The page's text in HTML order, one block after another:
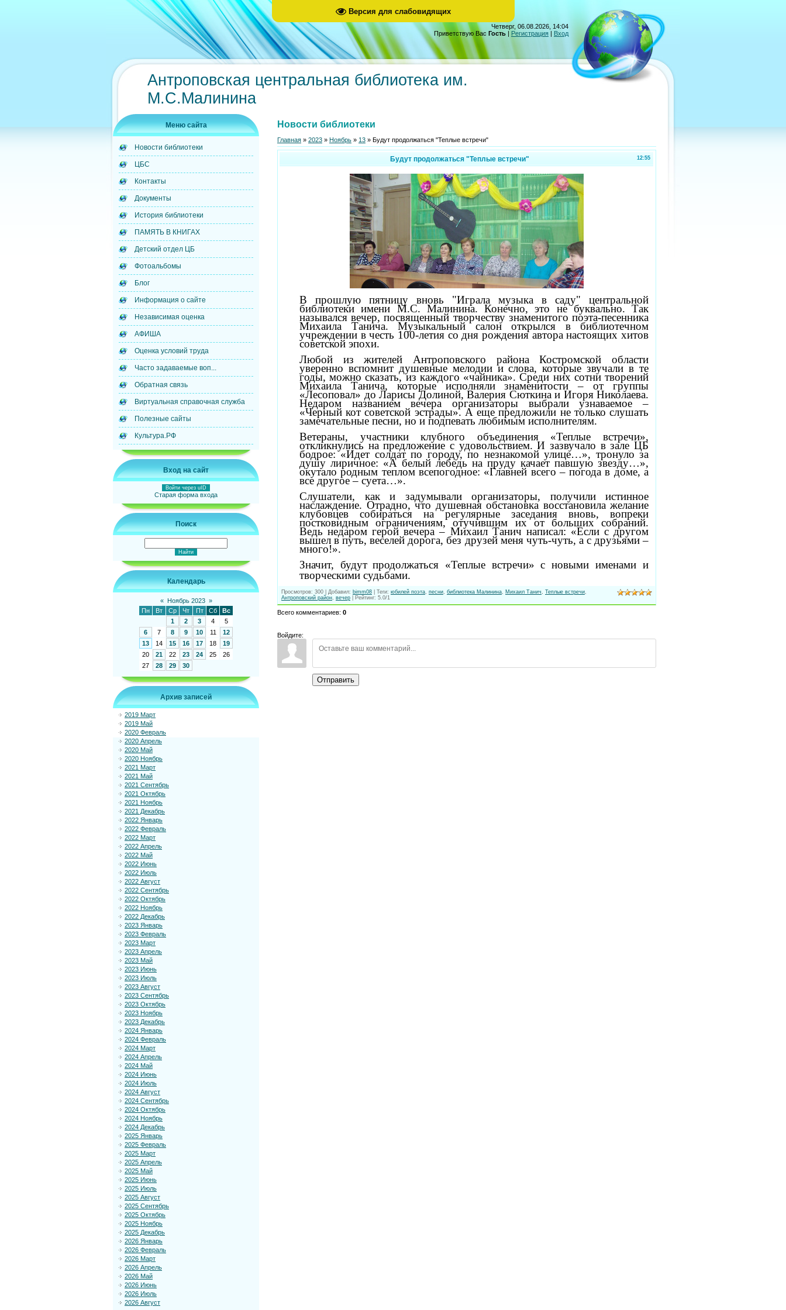
Версия для слабовидящих
Четверг, 06.08.2026, 14:04
Приветствую Вас Гость | Регистрация | Вход
Антроповская центральная библиотека им.
М.С.Малинина
Меню сайта
Новости библиотеки
ЦБС
Контакты
Документы
История библиотеки
ПАМЯТЬ В КНИГАХ
Детский отдел ЦБ
Фотоальбомы
Блог
Информация о сайте
Независимая оценка
АФИША
Оценка условий труда
Часто задаваемые воп...
Обратная связь
Виртуальная справочная служба
Полезные сайты
Культура.РФ
Вход на сайт
Войти через uID
Старая форма входа
Поиск
Календарь
« Ноябрь 2023 »
Пн
Вт Ср Чт Пт Сб
Вс
1
2 3 4
5
6
7 8 9 10 11
12
13
14 15 16 17 18
19
20
21 22 23 24 25
26
27
28 29 30
Архив записей
2019 Март
2019 Май
2020 Февраль
2020 Апрель
2020 Май
2020 Ноябрь
2021 Март
2021 Май
2021 Сентябрь
2021 Октябрь
2021 Ноябрь
2021 Декабрь
2022 Январь
2022 Февраль
2022 Март
2022 Апрель
2022 Май
2022 Июнь
2022 Июль
2022 Август
2022 Сентябрь
2022 Октябрь
2022 Ноябрь
2022 Декабрь
2023 Январь
2023 Февраль
2023 Март
2023 Апрель
2023 Май
2023 Июнь
2023 Июль
2023 Август
2023 Сентябрь
2023 Октябрь
2023 Ноябрь
2023 Декабрь
2024 Январь
2024 Февраль
2024 Март
2024 Апрель
2024 Май
2024 Июнь
2024 Июль
2024 Август
2024 Сентябрь
2024 Октябрь
2024 Ноябрь
2024 Декабрь
2025 Январь
2025 Февраль
2025 Март
2025 Апрель
2025 Май
2025 Июнь
2025 Июль
2025 Август
2025 Сентябрь
2025 Октябрь
2025 Ноябрь
2025 Декабрь
2026 Январь
2026 Февраль
2026 Март
2026 Апрель
2026 Май
2026 Июнь
2026 Июль
2026 Август
Новости библиотеки
Главная » 2023 » Ноябрь » 13 » Будут продолжаться "Теплые встречи"
12:55
Будут продолжаться "Теплые встречи"
В прошлую пятницу вновь "Играла музыка в саду" центральной
библиотеки имени М.С. Малинина. Конечно, это не буквально. Так
назывался вечер, посвященный творчеству знаменитого поэта-песенника
Михаила Танича. Музыкальный салон открылся в библиотечном
учреждении в честь 100-летия со дня рождения автора настоящих хитов
советской эпохи.
Любой из жителей Антроповского района Костромской области
уверенно вспомнит душевные мелодии и слова, которые звучали в те
годы, можно сказать, из каждого «чайника». Среди них сотни творений
Михаила Танича, которые исполняли знаменитости – от группы
«Лесоповал» до Ларисы Долиной, Валерия Сюткина и Игоря Николаева.
Недаром названием вечера организаторы выбрали узнаваемое –
«Черный кот советской эстрады». А еще предложили не только слушать
замечательные песни, но и подпевать любимым исполнителям.
Ветераны, участники клубного объединения «Теплые встречи»,
откликнулись на предложение с удовольствием. И зазвучало в зале ЦБ
бодрое: «Идет солдат по городу, по незнакомой улице…», тронуло за
душу лиричное: «А белый лебедь на пруду качает павшую звезду…»,
окутало родным теплом всепогодное: «Главней всего – погода в доме, а
все другое – суета…».
Слушатели, как и задумывали организаторы, получили истинное
наслаждение. Отрадно, что душевная обстановка восстановила желание
клубовцев собираться на регулярные заседания вновь, вопреки
постковидным ограничениям, отучившим их от больших собраний.
Ведь недаром герой вечера – Михаил Танич написал: «Если с другом
вышел в путь, веселей дорога, без друзей меня чуть-чуть, а с друзьями –
много!».
Значит, будут продолжаться «Теплые встречи» с новыми именами и
творческими судьбами.
Просмотров: 300 Добавил: bimm08 Теги: юбилей поэта, песни, библиотека Малинина, Михаил Танич, Теплые встречи,
Антроповский район, вечер Рейтинг: 5.0/1
Всего комментариев: 0
Войдите:
Отправить